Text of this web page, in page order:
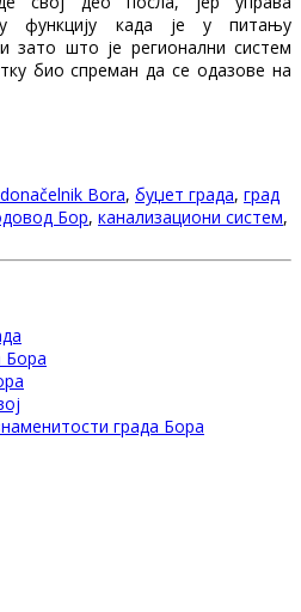
функцију када је у питању
зато што је регионални систем
био спреман да се одазове на
Bora, буџет града, град
Бор, канализациони систем,
Бора
града Бора